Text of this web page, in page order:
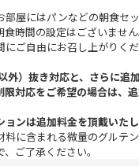
部屋にはパンなどの朝食セ
時間の設定はございません
ご自由にお召し上がりくだ
外）抜き対応と、さらに追
限対応をご希望の場合は、
ンは追加料金を頂戴いたし
に含まれる微量のグルテ
ご了承ください。